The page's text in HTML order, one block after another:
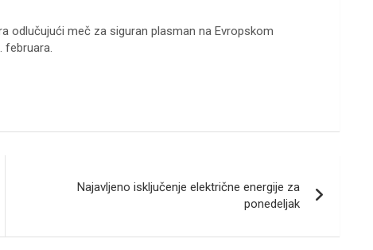
odlučujući meč za siguran plasman na Evropskom
februara.
Najavljeno isključenje električne energije za
ponedeljak